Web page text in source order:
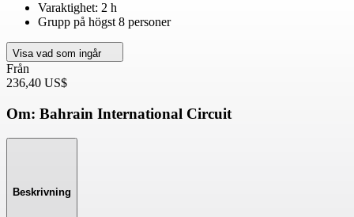
Varaktighet: 2 h
Grupp på högst 8 personer
Visa vad som ingår
Från
236,40 US$
Om: Bahrain International Circuit
Beskrivning